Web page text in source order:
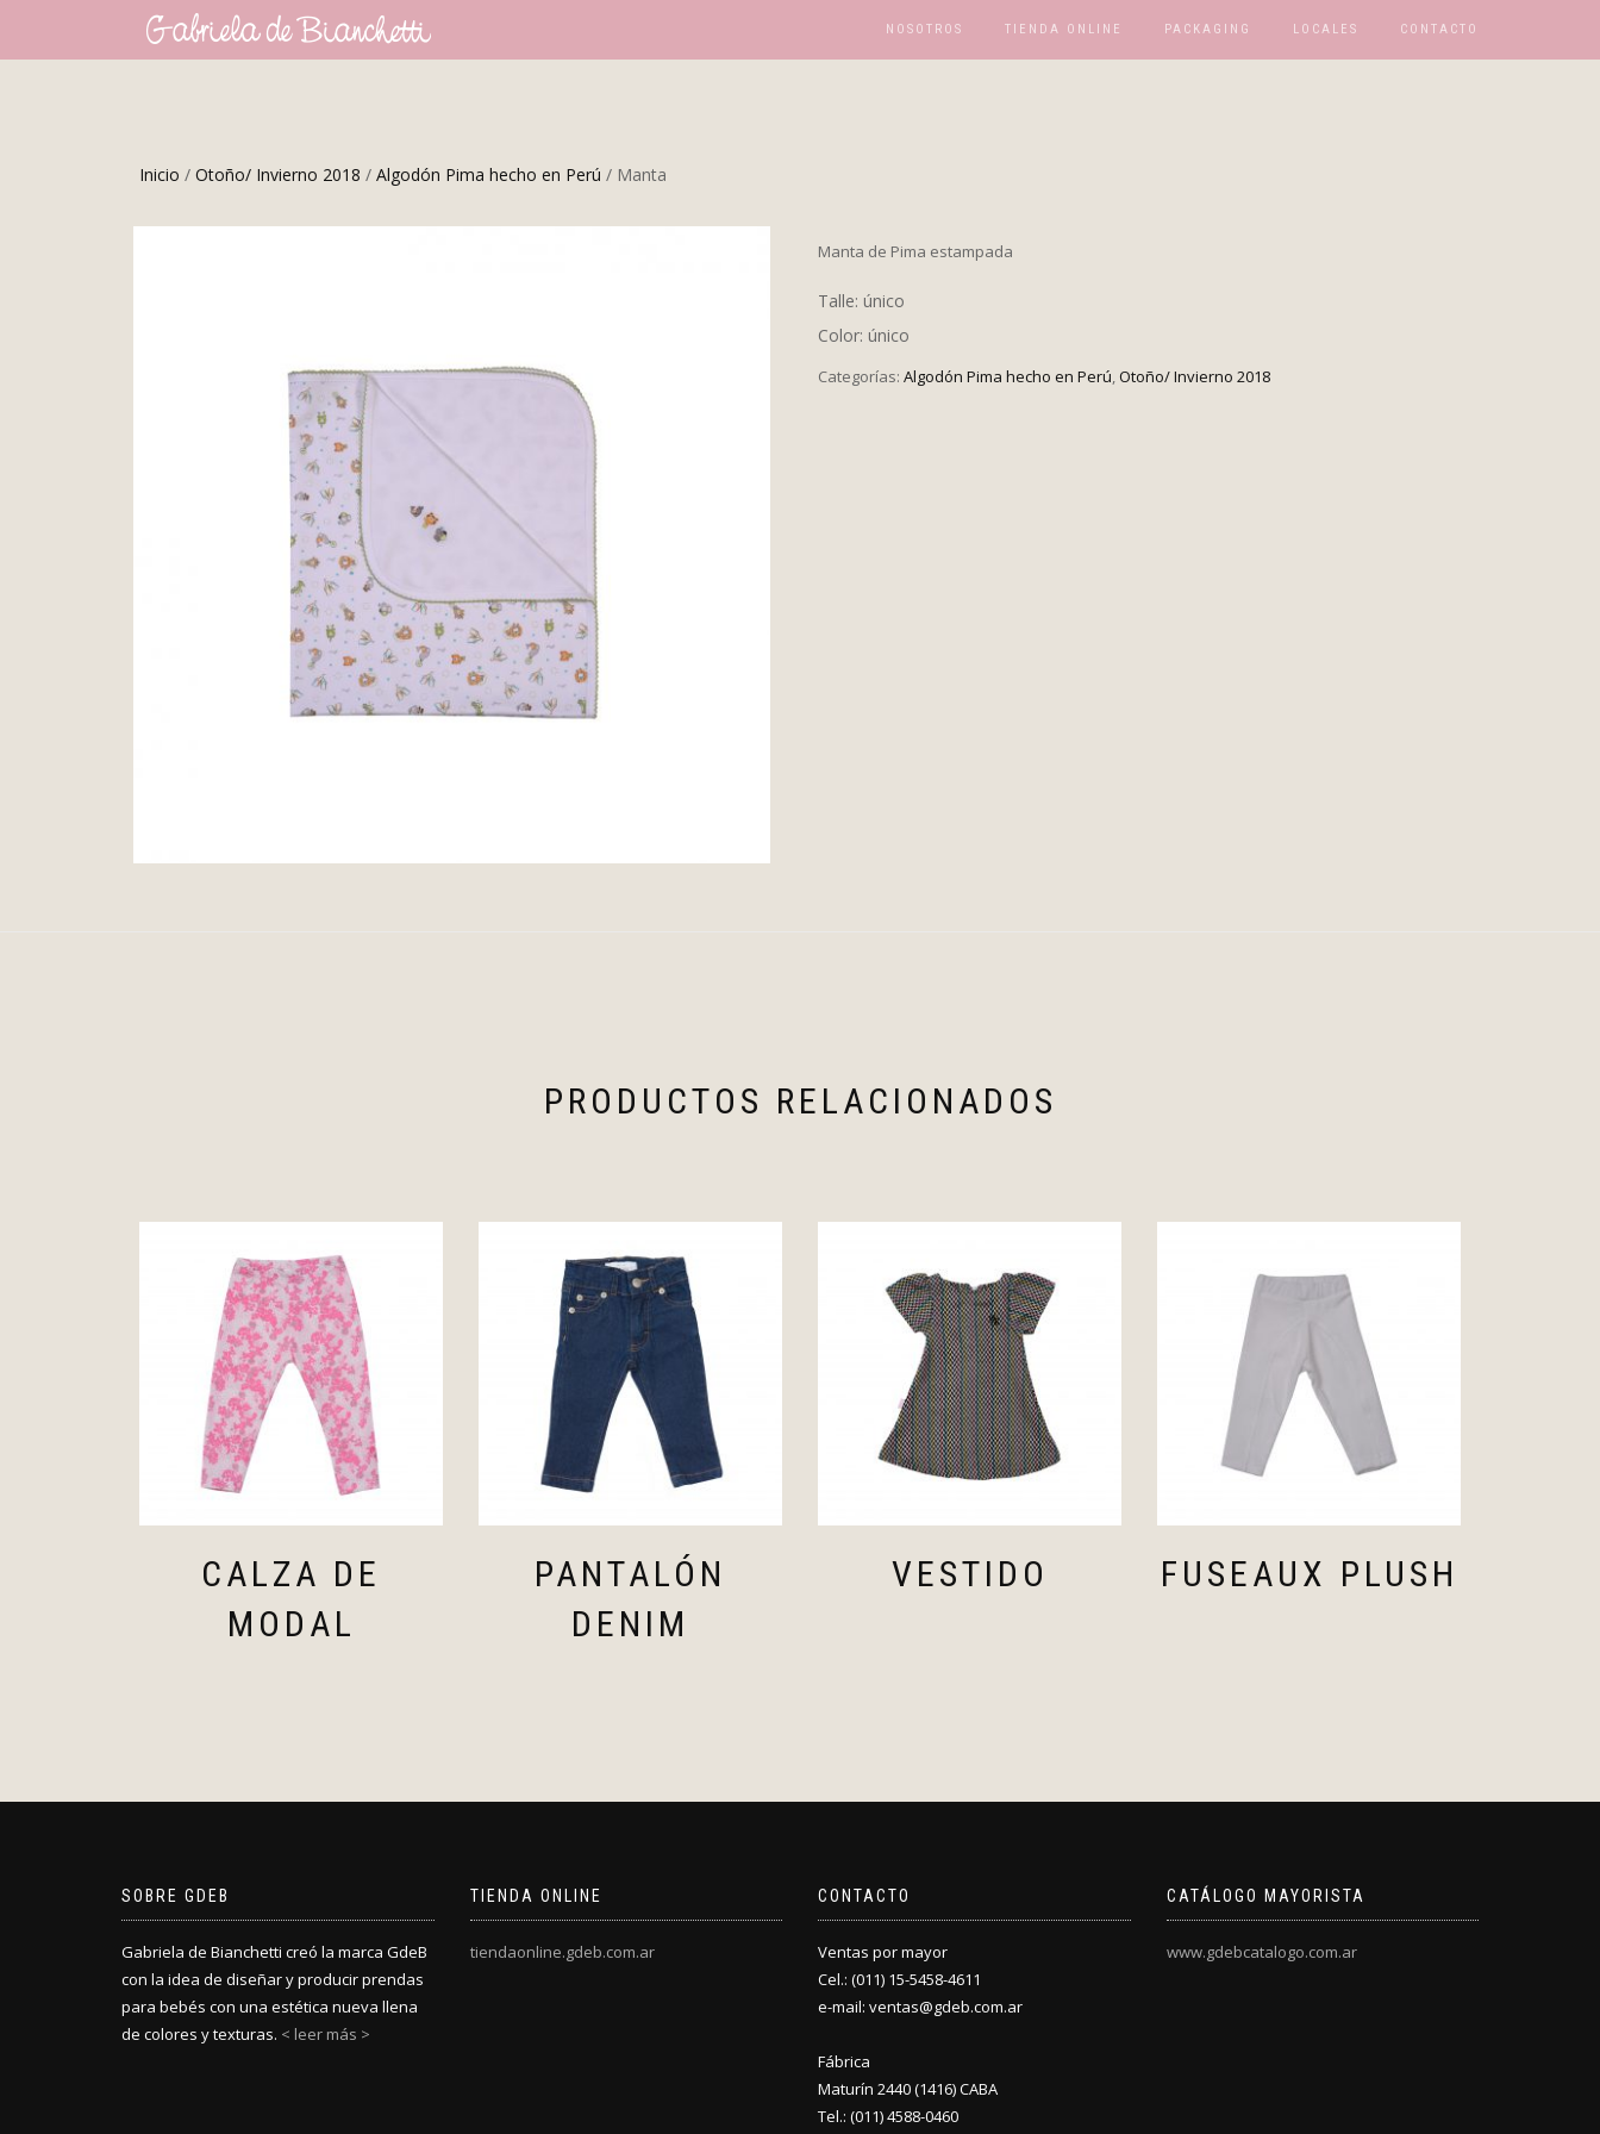
NOSOTROS TIENDA ONLINE PACKAGING LOCALES CONTACTO
Inicio / Otoño/ Invierno 2018 / Algodón Pima hecho en Perú / Manta
Manta de Pima estampada
Talle: único
Color: único
Categorías: Algodón Pima hecho en Perú,Otoño/ Invierno 2018
PRODUCTOS RELACIONADOS
CALZA DE
MODAL
PANTALÓN
DENIM
VESTIDO FUSEAUX PLUSH
SOBRE GDEB
Gabriela de Bianchetti creó la marca GdeB
con la idea de diseñar y producir prendas
para bebés con una estética nueva llena
de colores y texturas. < leer más >
TIENDA ONLINE
tiendaonline.gdeb.com.ar
CONTACTO
Ventas por mayor
Cel.: (011) 15-5458-4611
e-mail: ventas@gdeb.com.ar
Fábrica
Maturín 2440 (1416) CABA
Tel.: (011) 4588-0460
CATÁLOGO MAYORISTA
www.gdebcatalogo.com.ar